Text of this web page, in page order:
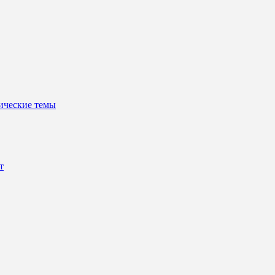
темы